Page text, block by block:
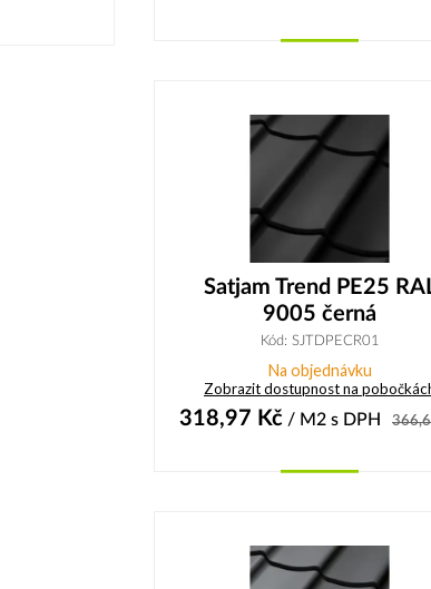
Satjam Trend PE25
9005 černá
Kód: SJTDPECR01
Na objednávku
Zobrazit dostupnost na
318,97 Kč / M2 s DPH